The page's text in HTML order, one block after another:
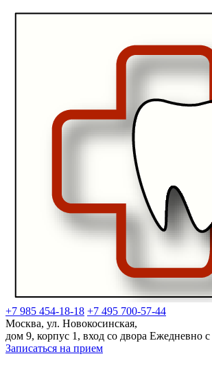
+7 985 454-18-18 +7 495 700-57-44
Москва, ул. Новокосинская,
дом 9, корпус 1, вход со двора Ежедневно с
Записаться на прием